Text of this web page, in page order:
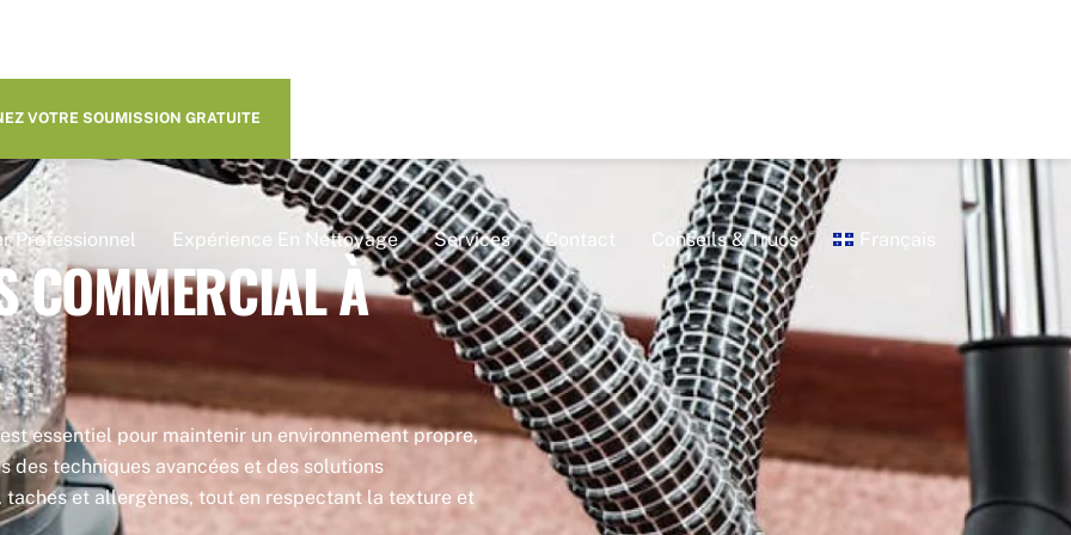
VOTRE SOUMISSION GRATUITE
Professionnel Expérience En Nettoyage Services Contact Conseils & Trucs Français
COMMERCIAL À
essentiel pour maintenir un environnement propre,
des techniques avancées et des solutions
et allergènes, tout en respectant la texture et